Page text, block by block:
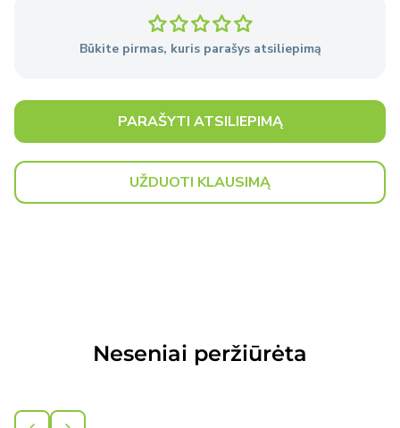
Pardavėjo sandėlyje nėra reikiamų prekių.
Išsami informacijaapie pristatymo sąlygas.
Būkite pirmas, kuris parašys atsiliepimą
PARAŠYTI ATSILIEPIMĄ
UŽDUOTI KLAUSIMĄ
Neseniai peržiūrėta